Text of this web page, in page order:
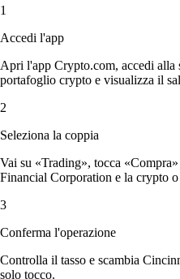
1
Accedi l'app
Apri l'app Crypto.com, accedi alla
portafoglio crypto e visualizza il
2
Seleziona la coppia
Vai su «Trading», tocca
Financial Corporation e la crypto
3
Conferma l'operazione
Controlla il tasso e scambia
solo tocco.